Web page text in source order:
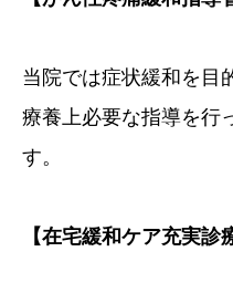
当院では症状緩和を目
療養上必要な指導を行
す。
【在宅緩和ケア充実診